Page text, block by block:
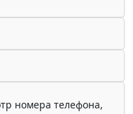
номера телефона,